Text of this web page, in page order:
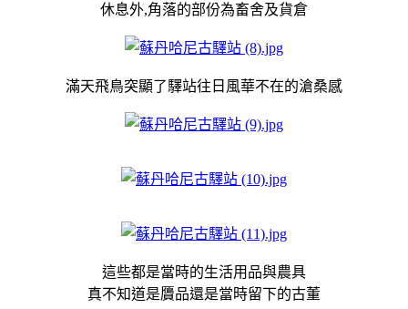
休息外,角落的部份為畜舍及貨倉
滿天飛鳥突顯了驛站往日風華不在的滄桑感
這些都是當時的生活用品與農具
真不知道是贗品還是當時留下的古董